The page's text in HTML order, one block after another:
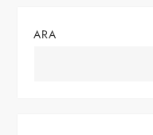
g
ARA